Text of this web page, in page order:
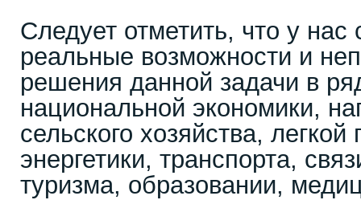
Следует отметить, что у нас
реальные возможности и
решения данной задачи в
национальной экономики,
сельского хозяйства,
энергетики, транспорта,
туризма, образовании,